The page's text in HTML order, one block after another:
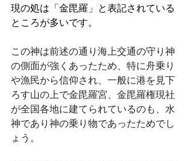
現の処は「金毘羅」と表記されている
ところが多いです。
この神は前述の通り海上交通の守り神
の側面が強くあったため、特に舟乗り
や漁民から信仰され、一般に港を見下
ろす山の上で金毘羅宮、金毘羅権現社
が全国各地に建てられているのも、水
神であり神の乗り物であったためでし
ょう。